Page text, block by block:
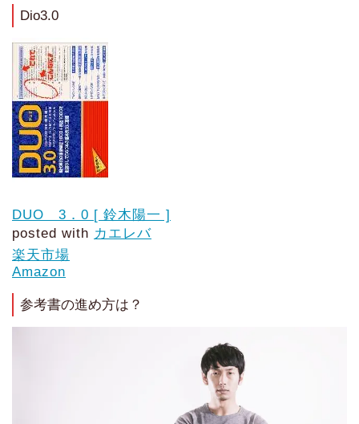
Dio3.0
DUO 3．0 [ 鈴木陽一 ]
posted with カエレバ
楽天市場
Amazon
参考書の進め方は？